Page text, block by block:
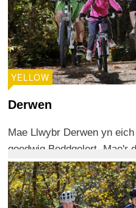
YELLOW
Derwen
Mae Llwybr Derwen yn
goedwig Beddgelert. Mae'r